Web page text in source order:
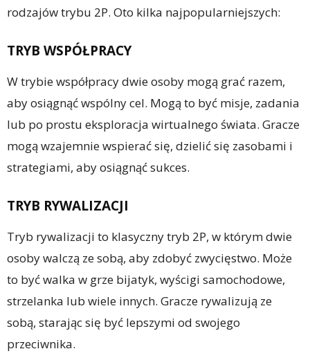
rodzajów trybu 2P. Oto kilka najpopularniejszych:
TRYB WSPÓŁPRACY
W trybie współpracy dwie osoby mogą grać razem,
aby osiągnąć wspólny cel. Mogą to być misje, zadania
lub po prostu eksploracja wirtualnego świata. Gracze
mogą wzajemnie wspierać się, dzielić się zasobami i
strategiami, aby osiągnąć sukces.
TRYB RYWALIZACJI
Tryb rywalizacji to klasyczny tryb 2P, w którym dwie
osoby walczą ze sobą, aby zdobyć zwycięstwo. Może
to być walka w grze bijatyk, wyścigi samochodowe,
strzelanka lub wiele innych. Gracze rywalizują ze
sobą, starając się być lepszymi od swojego
przeciwnika.